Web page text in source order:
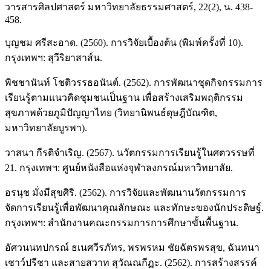
วารสารศิลปศาสตร์ มหาวิทยาลัยธรรมศาสตร์, 22(2), น. 438-
458.
บุญชม ศรีสะอาด. (2560). การวิจัยเบื้องต้น (พิมพ์ครั้งที่ 10).
กรุงเทพฯ: สุวีริยาสาส์น.
พิชชานันท์ โชติวรรธอนันต์. (2562). การพัฒนาชุดกิจกรรมการ
เรียนรู้ตามแนวคิดชุมชนเป็นฐาน เพื่อสร้างเสริมพฤติกรรม
สุขภาพด้วยภูมิปัญญาไทย (วิทยานิพนธ์ดุษฎีบัณฑิต,
มหาวิทยาลัยบูรพา).
วาสนา กีรติจำเริญ. (2567). นวัตกรรมการเรียนรู้ในศตวรรษที่
21. กรุงเทพฯ: ศูนย์หนังสือแห่งจุฬาลงกรณ์มหาวิทยาลัย.
อรนุช มั่งมีสุขศิริ. (2562). การวิจัยและพัฒนานวัตกรรมการ
จัดการเรียนรู้เพื่อพัฒนาคุณลักษณะ และทักษะของนักประดิษฐ์.
กรุงเทพฯ: สำนักงานคณะกรรมการการศึกษาขั้นพื้นฐาน.
อัศวนนทปกรณ์ ธเนศวีรภัทร, พรพรหม ชัยฉัตรพรสุข, ฉันทนา
เชาว์ปรีชา และสายสวาท สุวัณณกีฏะ. (2562). การสร้างสรรค์